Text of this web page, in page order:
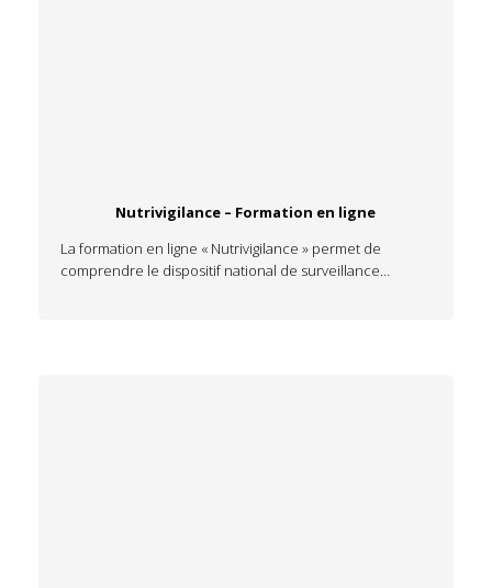
Nutrivigilance – Formation en ligne
La formation en ligne « Nutrivigilance » permet de
comprendre le dispositif national de surveillance…